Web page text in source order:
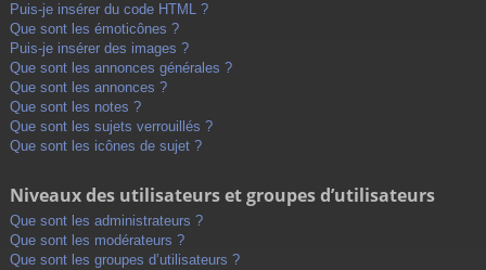
Puis-je insérer du code HTML ?
Que sont les émoticônes ?
Puis-je insérer des images ?
Que sont les annonces générales ?
Que sont les annonces ?
Que sont les notes ?
Que sont les sujets verrouillés ?
Que sont les icônes de sujet ?
Niveaux des utilisateurs et groupes d’utilisateurs
Que sont les administrateurs ?
Que sont les modérateurs ?
Que sont les groupes d’utilisateurs ?